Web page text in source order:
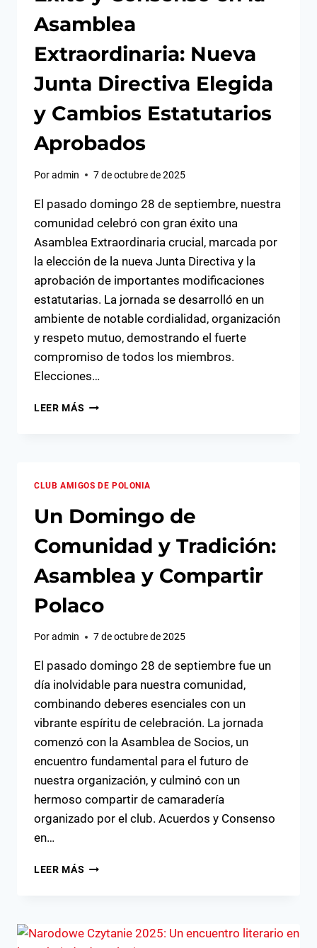
Asamblea
Extraordinaria: Nueva
Junta Directiva Elegida
y Cambios Estatutarios
Aprobados
Poradmin 7 de octubre de 2025
El pasado domingo 28 de septiembre, nuestra
comunidad celebró con gran éxito una
Asamblea Extraordinaria crucial, marcada por
la elección de la nueva Junta Directiva y la
aprobación de importantes modificaciones
estatutarias. La jornada se desarrolló en un
ambiente de notable cordialidad, organización
y respeto mutuo, demostrando el fuerte
compromiso de todos los miembros.
Elecciones…
LEER MÁS ÉXITO
JUNTA
DIRECTIVA
ELEGIDA
CAMBIOS
APROBADOS
CLUB AMIGOS DE POLONIA
Un Domingo de
Comunidad y Tradición:
Asamblea y Compartir
Polaco
Poradmin 7 de octubre de 2025
El pasado domingo 28 de septiembre fue un
día inolvidable para nuestra comunidad,
combinando deberes esenciales con un
vibrante espíritu de celebración. La jornada
comenzó con la Asamblea de Socios, un
encuentro fundamental para el futuro de
nuestra organización, y culminó con un
hermoso compartir de camaradería
organizado por el club. Acuerdos y Consenso
en…
LEER MÁS UN
TRADICIÓN: